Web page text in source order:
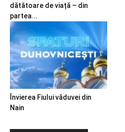
dătătoare de viață – din
partea...
Învierea Fiului văduvei din
Nain